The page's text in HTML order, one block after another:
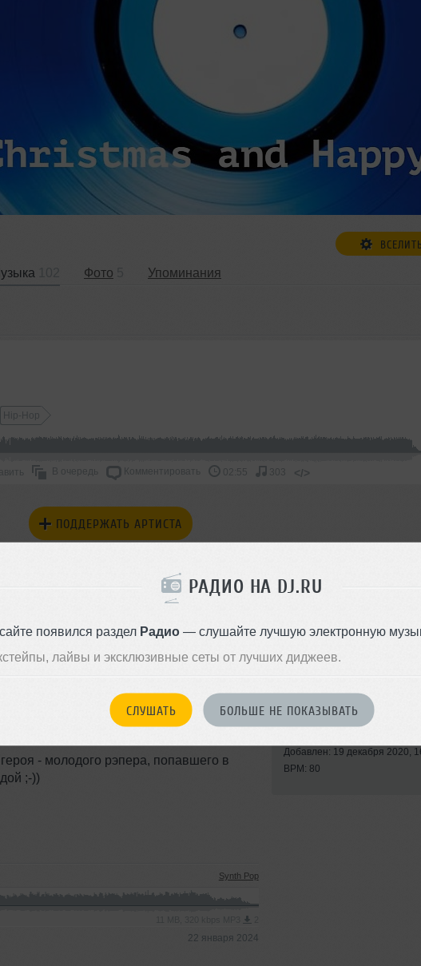
РАДИО НА DJ.RU
появился раздел Радио— слушайте лучшую электронную
лайвы и эксклюзивные сеты от лучших диджеев.
СЛУШАТЬ БОЛЬШЕ НЕ ПОКАЗЫВАТЬ
Фото Упоминания
Hip-Hop
В очередь Комментировать 02:55 303 </>
ПОДДЕРЖАТЬ АРТИСТА
;-))
молодого автора VAN (его ник
- молодого рэпера, попавшего в
;-))
Synth Pop
22 января 2024
Стиль: Hip-Hop
Добавлен: 19 декабря 2020,
BPM: 80